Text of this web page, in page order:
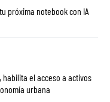
próxima notebook con IA
urbana